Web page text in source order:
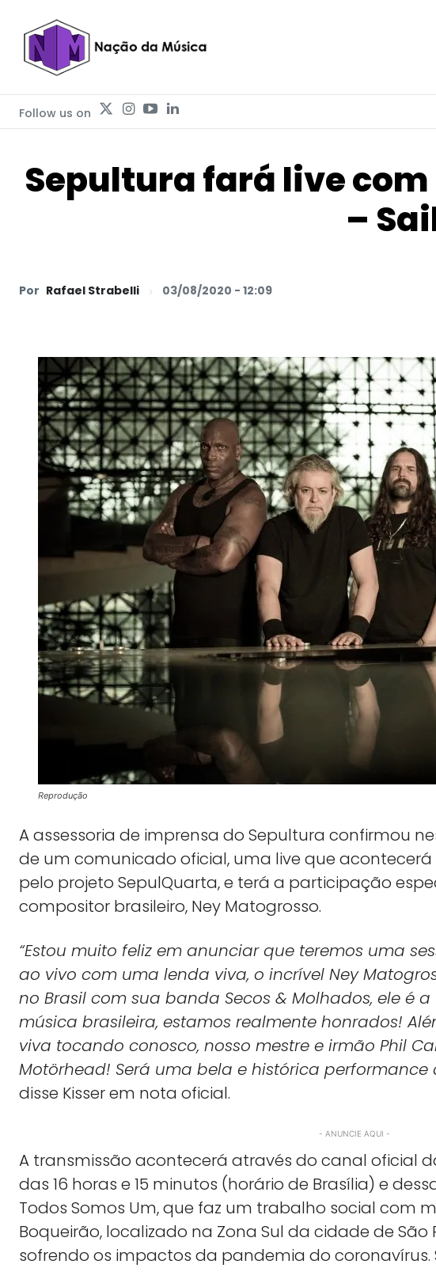
Follow us on
Sepultura fará live
–
Por Rafael Strabelli 03/08/2020 - 12:09
Reprodução
A assessoria de imprensa do Sepultura confirmou
de um comunicado oficial, uma live que
pelo projeto SepulQuarta, e terá a participação
compositor brasileiro, Ney Matogrosso.
“Estou muito feliz em anunciar que teremos uma
ao vivo com uma lenda viva, o incrível Ney
no Brasil com sua banda Secos & Molhados, ele é
música brasileira, estamos realmente honrados!
viva tocando conosco, nosso mestre e irmão Phil
Motörhead! Será uma bela e histórica performance
disse Kisser em nota oficial.
- ANUNCIE AQUI -
A transmissão acontecerá através do canal oficial
das 16 horas e 15 minutos (horário de Brasília) e
Todos Somos Um, que faz um trabalho social com
Boqueirão, localizado na Zona Sul da cidade de
sofrendo os impactos da pandemia do